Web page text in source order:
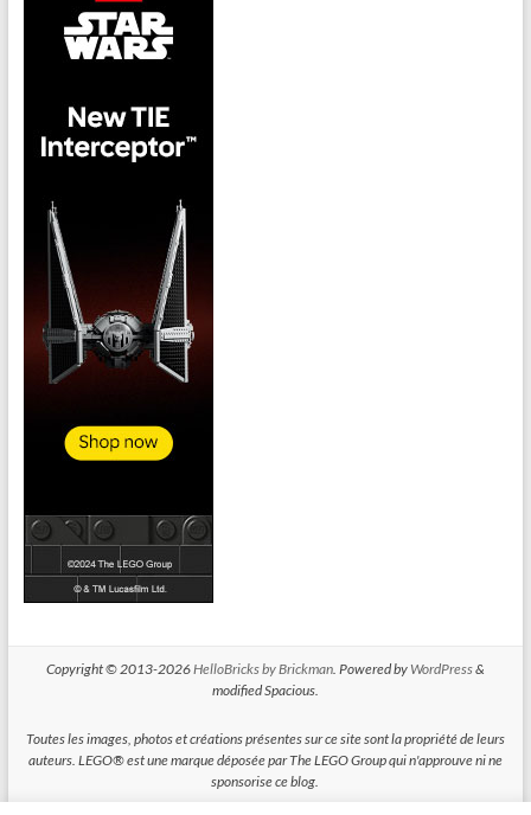
Copyright © 2013-2026HelloBricks by Brickman. Powered by WordPress&
modified Spacious.
Toutes les images, photos et créations présentes sur ce site sont la propriété de leurs
auteurs. LEGO® est une marque déposée par The LEGO Group qui n'approuve ni ne
sponsorise ce blog.